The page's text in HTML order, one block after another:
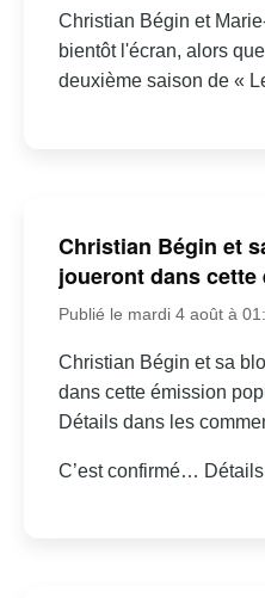
Christian Bégin et
bientôt l'écran, alors
deuxième saison de «
Christian Bégin et
joueront dans
Publié le mardi 4 août à
Christian Bégin et sa
dans cette émission
Détails dans les
C’est confirmé… Détails